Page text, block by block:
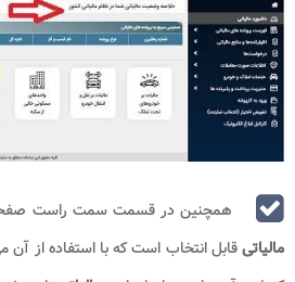
همچنین در قسمت سمت راست
مالیاتیقابل انتخاب است که با استفاده از آن